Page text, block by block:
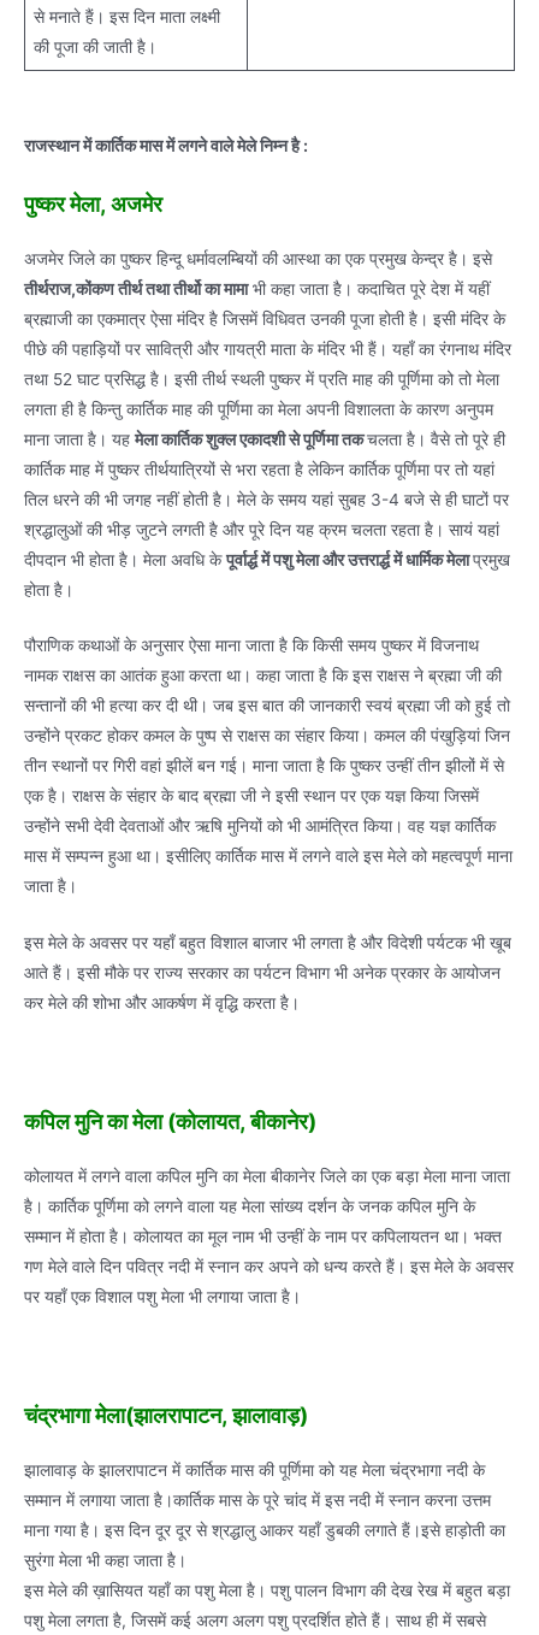
से मनाते हैं। इस दिन माता लक्ष्मी
की पूजा की जाती है।
राजस्थान में कार्तिक मास में लगने वाले मेले निम्न है :
पुष्कर मेला, अजमेर
अजमेर जिले का पुष्कर हिन्दू धर्मावलम्बियों की आस्था का एक प्रमुख केन्द्र है। इसे
तीर्थराज,कोंकण तीर्थ तथा तीर्थो का मामाभी कहा जाता है। कदाचित पूरे देश में यहीं
ब्रह्माजी का एकमात्र ऐसा मंदिर है जिसमें विधिवत उनकी पूजा होती है। इसी मंदिर के
पीछे की पहाड़ियों पर सावित्री और गायत्री माता के मंदिर भी हैं। यहाँ का रंगनाथ मंदिर
तथा 52 घाट प्रसिद्ध है। इसी तीर्थ स्थली पुष्कर में प्रति माह की पूर्णिमा को तो मेला
लगता ही है किन्तु कार्तिक माह की पूर्णिमा का मेला अपनी विशालता के कारण अनुपम
माना जाता है। यहमेला कार्तिक शुक्ल एकादशी से पूर्णिमा तकचलता है। वैसे तो पूरे ही
कार्तिक माह में पुष्कर तीर्थयात्रियों से भरा रहता है लेकिन कार्तिक पूर्णिमा पर तो यहां
तिल धरने की भी जगह नहीं होती है। मेले के समय यहां सुबह 3-4 बजे से ही घाटों पर
श्रद्धालुओं की भीड़ जुटने लगती है और पूरे दिन यह क्रम चलता रहता है। सायं यहां
दीपदान भी होता है। मेला अवधि केपूर्वार्द्ध में पशु मेला और उत्तरार्द्ध में धार्मिक मेलाप्रमुख
होता है।
पौराणिक कथाओं के अनुसार ऐसा माना जाता है कि किसी समय पुष्कर में विजनाथ
नामक राक्षस का आतंक हुआ करता था। कहा जाता है कि इस राक्षस ने ब्रह्मा जी की
सन्तानों की भी हत्या कर दी थी। जब इस बात की जानकारी स्वयं ब्रह्मा जी को हुई तो
उन्होंने प्रकट होकर कमल के पुष्प से राक्षस का संहार किया। कमल की पंखुड़ियां जिन
तीन स्थानों पर गिरी वहां झीलें बन गई। माना जाता है कि पुष्कर उन्हीं तीन झीलों में से
एक है। राक्षस के संहार के बाद ब्रह्मा जी ने इसी स्थान पर एक यज्ञ किया जिसमें
उन्होंने सभी देवी देवताओं और ऋषि मुनियों को भी आमंत्रित किया। वह यज्ञ कार्तिक
मास में सम्पन्न हुआ था। इसीलिए कार्तिक मास में लगने वाले इस मेले को महत्वपूर्ण माना
जाता है।
इस मेले के अवसर पर यहाँ बहुत विशाल बाजार भी लगता है और विदेशी पर्यटक भी खूब
आते हैं। इसी मौके पर राज्य सरकार का पर्यटन विभाग भी अनेक प्रकार के आयोजन
कर मेले की शोभा और आकर्षण में वृद्धि करता है।
कपिल मुनि का मेला (कोलायत, बीकानेर)
कोलायत में लगने वाला कपिल मुनि का मेला बीकानेर जिले का एक बड़ा मेला माना जाता
है। कार्तिक पूर्णिमा को लगने वाला यह मेला सांख्य दर्शन के जनक कपिल मुनि के
सम्मान में होता है। कोलायत का मूल नाम भी उन्हीं के नाम पर कपिलायतन था। भक्त
गण मेले वाले दिन पवित्र नदी में स्नान कर अपने को धन्य करते हैं। इस मेले के अवसर
पर यहाँ एक विशाल पशु मेला भी लगाया जाता है।
चंद्रभागा मेला(झालरापाटन, झालावाड़)
झालावाड़ के झालरापाटन में कार्तिक मास की पूर्णिमा को यह मेला चंद्रभागा नदी के
सम्मान में लगाया जाता है।कार्तिक मास के पूरे चांद में इस नदी में स्नान करना उत्तम
माना गया है। इस दिन दूर दूर से श्रद्धालु आकर यहाँ डुबकी लगाते हैं।इसे हाड़ोती का
सुरंगा मेला भी कहा जाता है।
इस मेले की ख़ासियत यहाँ का पशु मेला है। पशु पालन विभाग की देख रेख में बहुत बड़ा
पशु मेला लगता है, जिसमें कई अलग अलग पशु प्रदर्शित होते हैं। साथ ही में सबसे